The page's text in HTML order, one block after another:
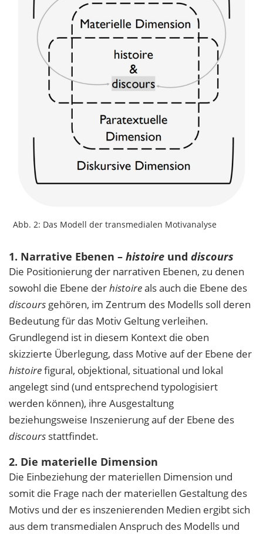
Abb. 2: Das Modell der transmedialen Motivanalyse
1. Narrative Ebenen – histoire und discours
Die Positionierung der narrativen Ebenen, zu denen
sowohl die Ebene derhistoireals auch die Ebene des
discours gehören, im Zentrum des Modells soll deren
Bedeutung für das Motiv Geltung verleihen.
Grundlegend ist in diesem Kontext die oben
skizzierte Überlegung, dass Motive auf der Ebene der
histoirefigural, objektional, situational und lokal
angelegt sind (und entsprechend typologisiert
werden können), ihre Ausgestaltung
beziehungsweise Inszenierung auf der Ebene des
discours stattfindet.
2. Die materielle Dimension
Die Einbeziehung der materiellen Dimension und
somit die Frage nach der materiellen Gestaltung des
Motivs und der es inszenierenden Medien ergibt sich
aus dem transmedialen Anspruch des Modells und